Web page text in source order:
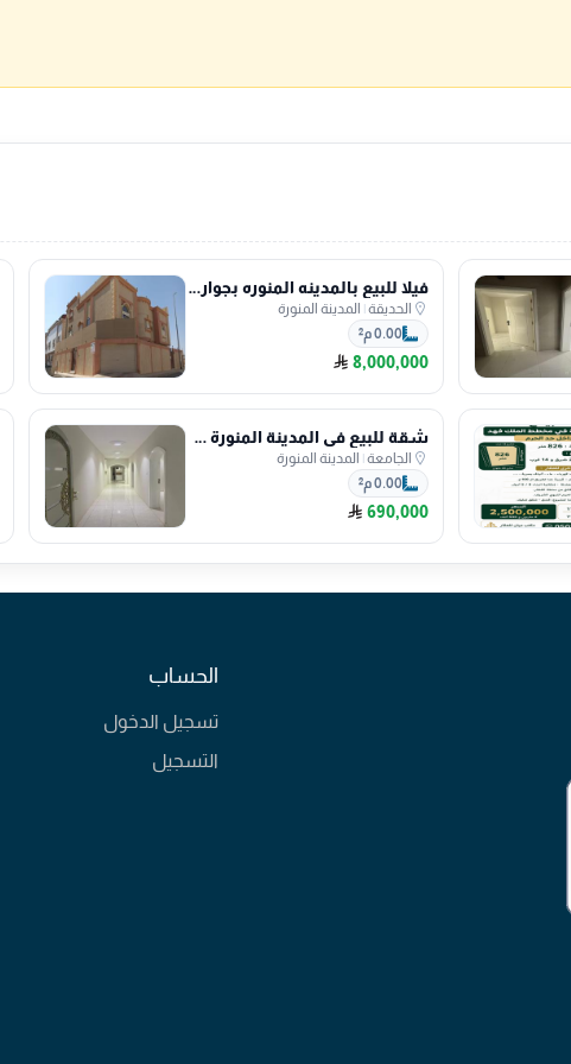
فيلا للبيع بالمدينه المنوره بجوار أكبر حديقة
الحديقة| المدينة المنورة
0.00 م²
8,000,000
شقة للبيع في المدينة المنورة حي الجامعة
الجامعة| المدينة المنورة
0.00 م²
690,000
الحساب
تسجيل الدخول
التسجيل